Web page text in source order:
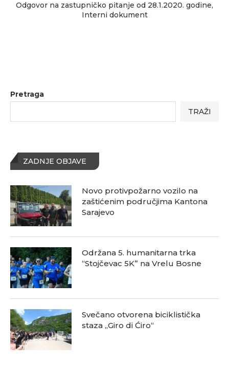
Odgovor na zastupničko pitanje od 28.1.2020. godine,
Interni dokument
Pretraga
TRAŽI
ZADNJE OBJAVE
Novo protivpožarno vozilo na
zaštićenim područjima Kantona
Sarajevo
Održana 5. humanitarna trka
“Stojčevac 5K” na Vrelu Bosne
Svečano otvorena biciklistička
staza „Giro di Ćiro“